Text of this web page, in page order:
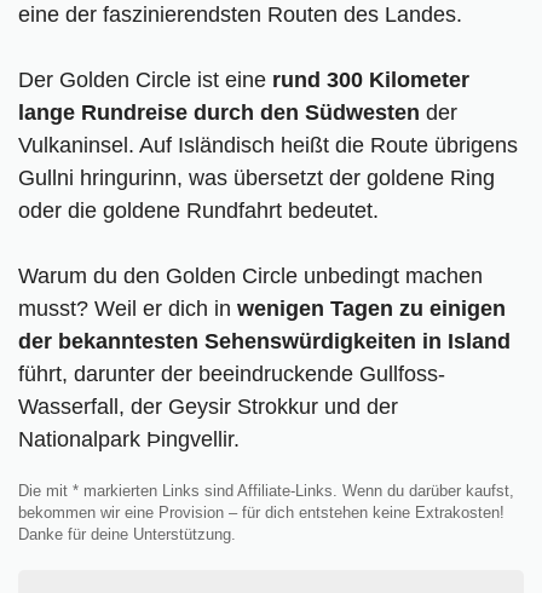
eine der faszinierendsten Routen des Landes.
Der Golden Circle ist eine rund 300 Kilometer
lange Rundreise durch den Südwesten der
Vulkaninsel. Auf Isländisch heißt die Route übrigens
Gullni hringurinn, was übersetzt der goldene Ring
oder die goldene Rundfahrt bedeutet.
Warum du den Golden Circle unbedingt machen
musst? Weil er dich in wenigen Tagen zu einigen
der bekanntesten Sehenswürdigkeiten in Island
führt, darunter der beeindruckende Gullfoss-
Wasserfall, der Geysir Strokkur und der
Nationalpark Þingvellir.
Die mit * markierten Links sind Affiliate-Links. Wenn du darüber kaufst,
bekommen wir eine Provision – für dich entstehen keine Extrakosten!
Danke für deine Unterstützung.